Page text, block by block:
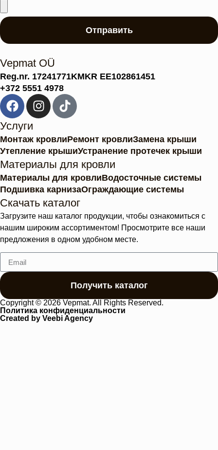
Отправить
Vepmat OÜ
Reg.nr. 17241771KMKR EE102861451
+372 5551 4978
Услуги
Монтаж кровлиРемонт кровлиЗамена крыши
Утепление крышиУстранение протечек крыши
Материалы для кровли
Материалы для кровлиВодосточные системы
Подшивка карнизаОграждающие системы
Скачать каталог
Загрузите наш каталог продукции, чтобы ознакомиться с
нашим широким ассортиментом! Просмотрите все наши
предложения в одном удобном месте.
Получить каталог
Copyright © 2026 Vepmat. All Rights Reserved.
Политика конфиденциальности
Created by Veebi Agency